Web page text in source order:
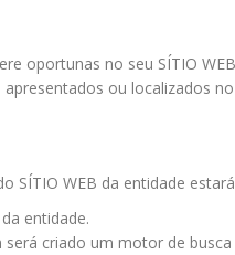
oportunas no seu SÍTIO
ou localizados no
SÍTIO WEB da entidade
entidade.
criado um motor de